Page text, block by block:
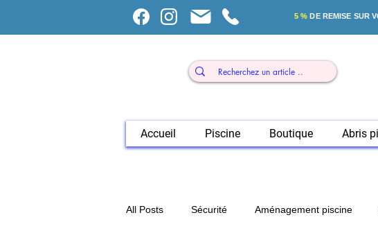
5 % DE REMISE SUR
Accueil Piscine Boutique Abris
All Posts Sécurité Aménagement piscine